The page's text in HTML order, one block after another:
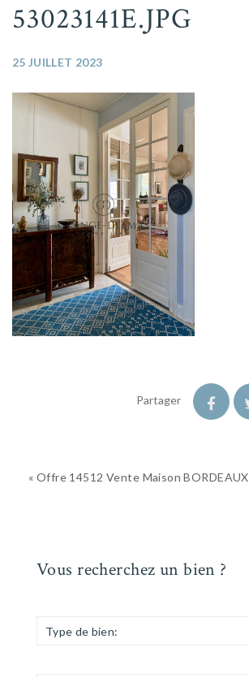
53023141E.JPG
25 JUILLET 2023
Partager
« Offre 14512 Vente Maison BORDEAUX
Vous recherchez un bien ?
Type de bien: